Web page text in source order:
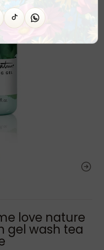
love nature
gel wash tea